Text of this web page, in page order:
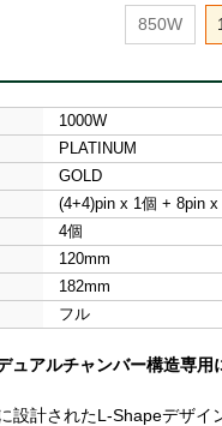
850W
1000W
PLATINUM
GOLD
(4+4)pin x 1個 + 8pin x
4個
120mm
182mm
フル
ュアルチャンバー構造専
設計されたL-Shapeデザイ